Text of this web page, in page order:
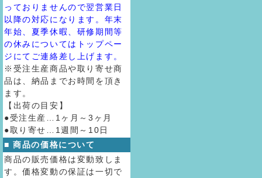
っておりませんので翌営業日
以降の対応になります。年末
年始、夏季休暇、研修期間等
の休みについてはトップペー
ジにてご連絡差し上げます。
※受注生産商品や取り寄せ商
品は、納品までお時間を頂き
ます。
【出荷の目安】
●受注生産…1ヶ月～3ヶ月
●取り寄せ…1週間～10日
■ 商品の価格について
商品の販売価格は変動致しま
す。価格変動の保証は一切で